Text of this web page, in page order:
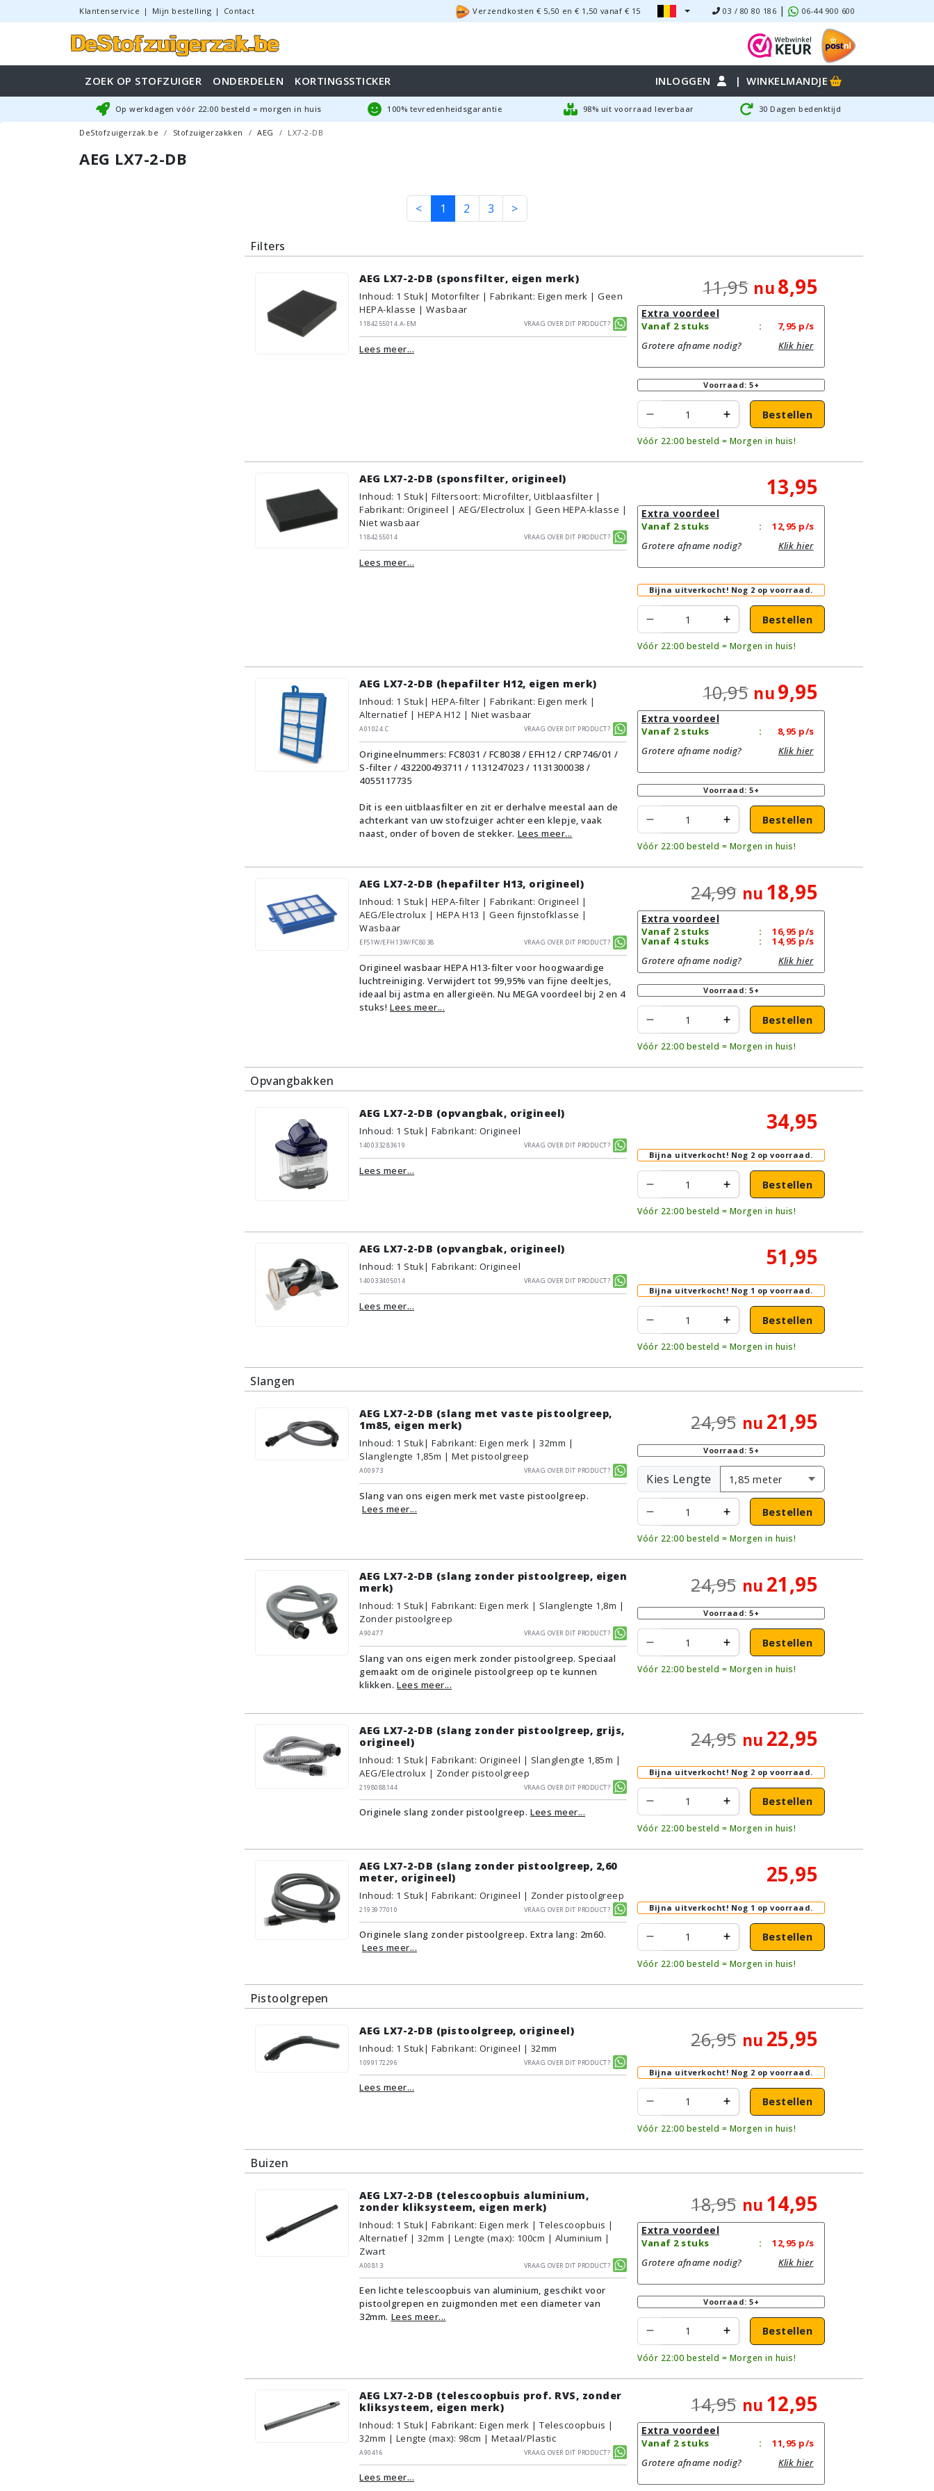
Klantenservice | Mijn bestelling | Contact Verzendkosten € 5,50 en € 1,50 vanaf € 15 03 / 80 80 186 | 06-44 900 600
ZOEK OP STOFZUIGER ONDERDELEN KORTINGSSTICKER INLOGGEN | WINKELMANDJE
Op werkdagen vóór 22:00 besteld = morgen in huis 100% tevredenheidsgarantie 98% uit voorraad leverbaar 30 Dagen bedenktijd
DeStofzuigerzak.be Stofzuigerzakken AEG LX7-2-DB
AEG LX7-2-DB
< 1 2 3 >
Filters
AEG LX7-2-DB (sponsfilter, eigen merk)
Inhoud: 1 Stuk| Motorfilter | Fabrikant: Eigen merk | Geen
HEPA-klasse | Wasbaar
1184255014.A-EM
Vraag over dit product?
Lees meer...
11,95 nu8,95
Extra voordeel
Vanaf 2 stuks : 7,95 p/s
Grotere afname nodig?
Klik hier
Voorraad: 5+
Bestellen
Vóór 22:00 besteld = Morgen in huis!
AEG LX7-2-DB (sponsfilter, origineel)
Inhoud: 1 Stuk| Filtersoort: Microfilter, Uitblaasfilter |
Fabrikant: Origineel | AEG/Electrolux | Geen HEPA-klasse |
Niet wasbaar
1184255014
Vraag over dit product?
Lees meer...
13,95
Extra voordeel
Vanaf 2 stuks : 12,95 p/s
Grotere afname nodig?
Klik hier
Bijna uitverkocht! Nog 2 op voorraad.
Bestellen
Vóór 22:00 besteld = Morgen in huis!
AEG LX7-2-DB (hepafilter H12, eigen merk)
Inhoud: 1 Stuk| HEPA-filter | Fabrikant: Eigen merk |
Alternatief | HEPA H12 | Niet wasbaar
A01024.C
Vraag over dit product?
Origineelnummers: FC8031 / FC8038 / EFH12 / CRP746/01 /
S-filter / 432200493711 / 1131247023 / 1131300038 /
4055117735
Dit is een uitblaasfilter en zit er derhalve meestal aan de
achterkant van uw stofzuiger achter een klepje, vaak
naast, onder of boven de stekker. Lees meer...
10,95 nu9,95
Extra voordeel
Vanaf 2 stuks : 8,95 p/s
Grotere afname nodig?
Klik hier
Voorraad: 5+
Bestellen
Vóór 22:00 besteld = Morgen in huis!
AEG LX7-2-DB (hepafilter H13, origineel)
Inhoud: 1 Stuk| HEPA-filter | Fabrikant: Origineel |
AEG/Electrolux | HEPA H13 | Geen fijnstofklasse |
Wasbaar
EFS1W/EFH13W/FC8038
Vraag over dit product?
Origineel wasbaar HEPA H13-filter voor hoogwaardige
luchtreiniging. Verwijdert tot 99,95% van fijne deeltjes,
ideaal bij astma en allergieën. Nu MEGA voordeel bij 2 en 4
stuks! Lees meer...
24,99 nu 18,95
Extra voordeel
Vanaf 2 stuks : 16,95 p/s
Vanaf 4 stuks : 14,95 p/s
Grotere afname nodig?
Klik hier
Voorraad: 5+
Bestellen
Vóór 22:00 besteld = Morgen in huis!
Opvangbakken
AEG LX7-2-DB (opvangbak, origineel)
Inhoud: 1 Stuk| Fabrikant: Origineel
140033283619
Vraag over dit product?
Lees meer...
34,95
Bijna uitverkocht! Nog 2 op voorraad.
Bestellen
Vóór 22:00 besteld = Morgen in huis!
AEG LX7-2-DB (opvangbak, origineel)
Inhoud: 1 Stuk| Fabrikant: Origineel
140033405014
Vraag over dit product?
Lees meer...
51,95
Bijna uitverkocht! Nog 1 op voorraad.
Bestellen
Vóór 22:00 besteld = Morgen in huis!
Slangen
AEG LX7-2-DB (slang met vaste pistoolgreep,
1m85, eigen merk)
Inhoud: 1 Stuk| Fabrikant: Eigen merk | 32mm |
Slanglengte 1,85m | Met pistoolgreep
A00973
Vraag over dit product?
Slang van ons eigen merk met vaste pistoolgreep.
Lees meer...
24,95 nu 21,95
Voorraad: 5+
Kies Lengte
Bestellen
Vóór 22:00 besteld = Morgen in huis!
AEG LX7-2-DB (slang zonder pistoolgreep, eigen
merk)
Inhoud: 1 Stuk| Fabrikant: Eigen merk | Slanglengte 1,8m |
Zonder pistoolgreep
A90477
Vraag over dit product?
Slang van ons eigen merk zonder pistoolgreep. Speciaal
gemaakt om de originele pistoolgreep op te kunnen
klikken. Lees meer...
24,95 nu 21,95
Voorraad: 5+
Bestellen
Vóór 22:00 besteld = Morgen in huis!
AEG LX7-2-DB (slang zonder pistoolgreep, grijs,
origineel)
Inhoud: 1 Stuk| Fabrikant: Origineel | Slanglengte 1,85m |
AEG/Electrolux | Zonder pistoolgreep
2198088144
Vraag over dit product?
Originele slang zonder pistoolgreep. Lees meer...
24,95 nu 22,95
Bijna uitverkocht! Nog 2 op voorraad.
Bestellen
Vóór 22:00 besteld = Morgen in huis!
AEG LX7-2-DB (slang zonder pistoolgreep, 2,60
meter, origineel)
Inhoud: 1 Stuk| Fabrikant: Origineel | Zonder pistoolgreep
2193977010
Vraag over dit product?
Originele slang zonder pistoolgreep. Extra lang: 2m60.
Lees meer...
25,95
Bijna uitverkocht! Nog 1 op voorraad.
Bestellen
Vóór 22:00 besteld = Morgen in huis!
Pistoolgrepen
AEG LX7-2-DB (pistoolgreep, origineel)
Inhoud: 1 Stuk| Fabrikant: Origineel | 32mm
1099172296
Vraag over dit product?
Lees meer...
26,95 nu 25,95
Bijna uitverkocht! Nog 2 op voorraad.
Bestellen
Vóór 22:00 besteld = Morgen in huis!
Buizen
AEG LX7-2-DB (telescoopbuis aluminium,
zonder kliksysteem, eigen merk)
Inhoud: 1 Stuk| Fabrikant: Eigen merk | Telescoopbuis |
Alternatief | 32mm | Lengte (max): 100cm | Aluminium |
Zwart
A00813
Vraag over dit product?
Een lichte telescoopbuis van aluminium, geschikt voor
pistoolgrepen en zuigmonden met een diameter van
32mm. Lees meer...
18,95 nu 14,95
Extra voordeel
Vanaf 2 stuks : 12,95 p/s
Grotere afname nodig?
Klik hier
Voorraad: 5+
Bestellen
Vóór 22:00 besteld = Morgen in huis!
AEG LX7-2-DB (telescoopbuis prof. RVS, zonder
kliksysteem, eigen merk)
Inhoud: 1 Stuk| Fabrikant: Eigen merk | Telescoopbuis |
32mm | Lengte (max): 98cm | Metaal/Plastic
A90416
Vraag over dit product?
Lees meer...
14,95 nu 12,95
Extra voordeel
Vanaf 2 stuks : 11,95 p/s
Grotere afname nodig?
Klik hier